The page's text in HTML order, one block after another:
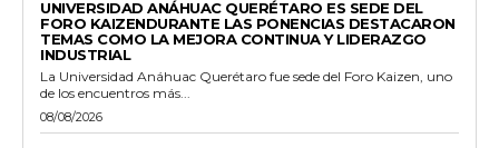
UNIVERSIDAD ANÁHUAC QUERÉTARO ES SEDE DEL
FORO KAIZENDURANTE LAS PONENCIAS DESTACARON
TEMAS COMO LA MEJORA CONTINUA Y LIDERAZGO
INDUSTRIAL
La Universidad Anáhuac Querétaro fue sede del Foro Kaizen, uno
de los encuentros más...
08/08/2026